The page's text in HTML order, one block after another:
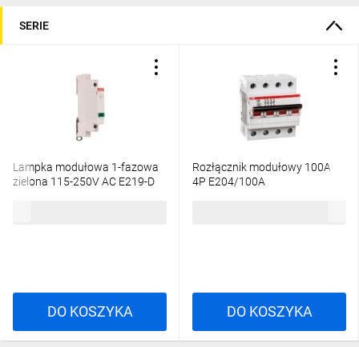
SERIE
Lampka modułowa 1-fazowa
zielona 115-250V AC E219-D
DO KOSZYKA
Rozłącznik modułowy 100A
4P E204/100A
DO KOSZYKA